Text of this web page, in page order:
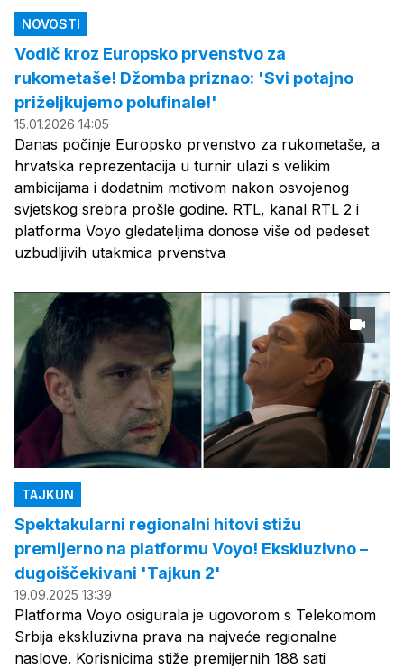
NOVOSTI
Vodič kroz Europsko prvenstvo za
rukometaše! Džomba priznao: 'Svi potajno
priželjkujemo polufinale!'
15.01.2026 14:05
Danas počinje Europsko prvenstvo za rukometaše, a
hrvatska reprezentacija u turnir ulazi s velikim
ambicijama i dodatnim motivom nakon osvojenog
svjetskog srebra prošle godine. RTL, kanal RTL 2 i
platforma Voyo gledateljima donose više od pedeset
uzbudljivih utakmica prvenstva
TAJKUN
Spektakularni regionalni hitovi stižu
premijerno na platformu Voyo! Ekskluzivno –
dugoiščekivani 'Tajkun 2'
19.09.2025 13:39
Platforma Voyo osigurala je ugovorom s Telekomom
Srbija ekskluzivna prava na najveće regionalne
naslove. Korisnicima stiže premijernih 188 sati